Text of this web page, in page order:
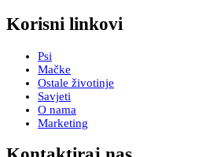
Korisni linkovi
Psi
Mačke
Ostale životinje
Savjeti
O nama
Marketing